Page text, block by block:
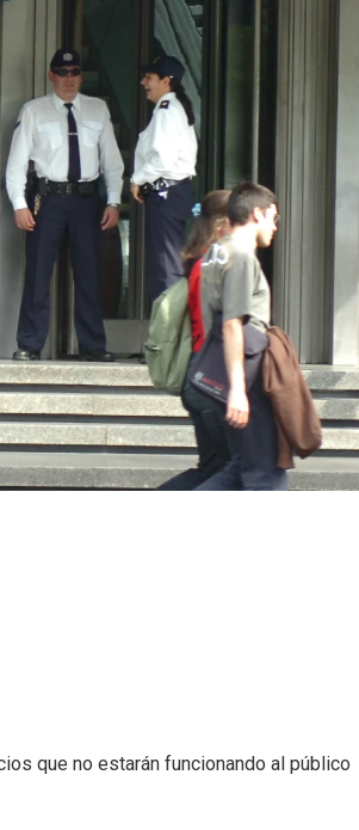
que no estarán funcionando al público